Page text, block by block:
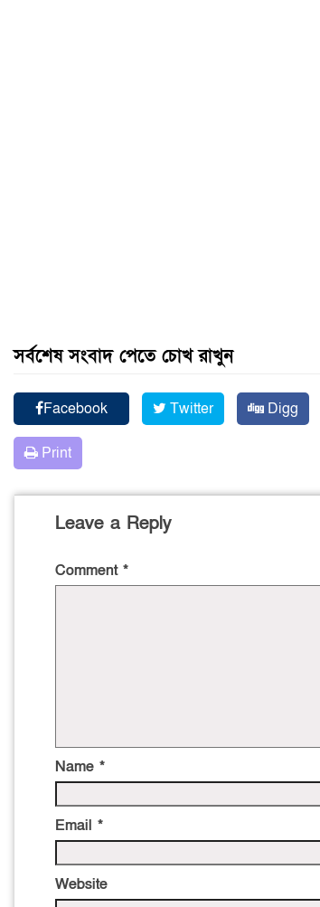
সর্বশেষ সংবাদ পেতে চোখ রাখুন
Facebook Twitter Digg
Print
Leave a Reply
Comment *
Name *
Email *
Website